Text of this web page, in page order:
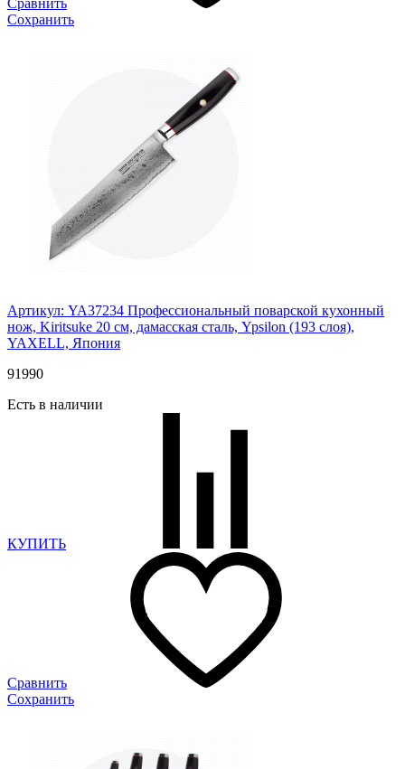
Сохранить
Артикул: YA37234 Профессиональный поварской кухонный
нож, Kiritsuke 20 см, дамасская сталь, Ypsilon (193 слоя),
YAXELL, Япония
91990
Есть в наличии
КУПИТЬ
Сравнить
Сохранить